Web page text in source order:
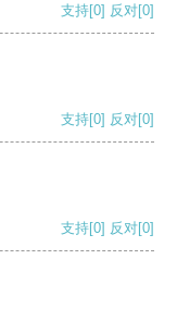
支持[0] 反对[0]
支持[0] 反对[0]
支持[0] 反对[0]